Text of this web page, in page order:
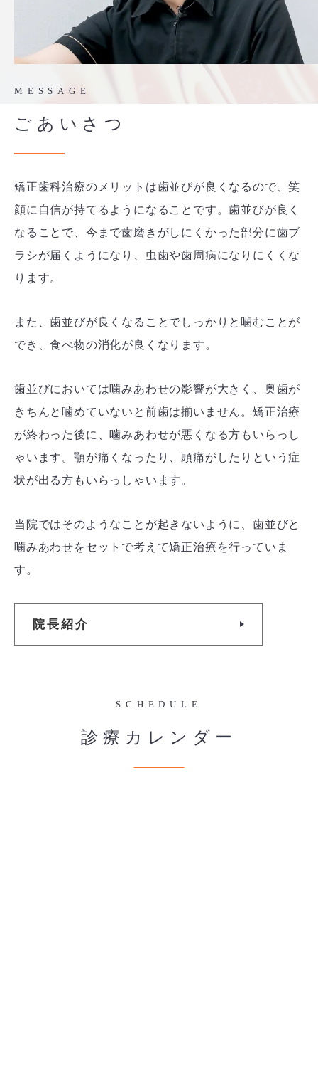
MESSAGE
ごあいさつ
矯正歯科治療のメリットは歯並びが良くなるので、笑
顔に自信が持てるようになることです。歯並びが良く
なることで、今まで歯磨きがしにくかった部分に歯ブ
ラシが届くようになり、虫歯や歯周病になりにくくな
ります。
また、歯並びが良くなることでしっかりと噛むことが
でき、食べ物の消化が良くなります。
歯並びにおいては噛みあわせの影響が大きく、奥歯が
きちんと噛めていないと前歯は揃いません。矯正治療
が終わった後に、噛みあわせが悪くなる方もいらっし
ゃいます。顎が痛くなったり、頭痛がしたりという症
状が出る方もいらっしゃいます。
当院ではそのようなことが起きないように、歯並びと
噛みあわせをセットで考えて矯正治療を行っていま
す。
院長紹介
SCHEDULE
診療カレンダー